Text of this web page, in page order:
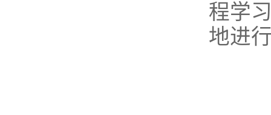
程学
地进